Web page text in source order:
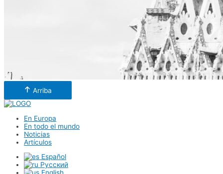
Arriba
En Europa
En todo el mundo
Noticias
Artículos
Español
Русский